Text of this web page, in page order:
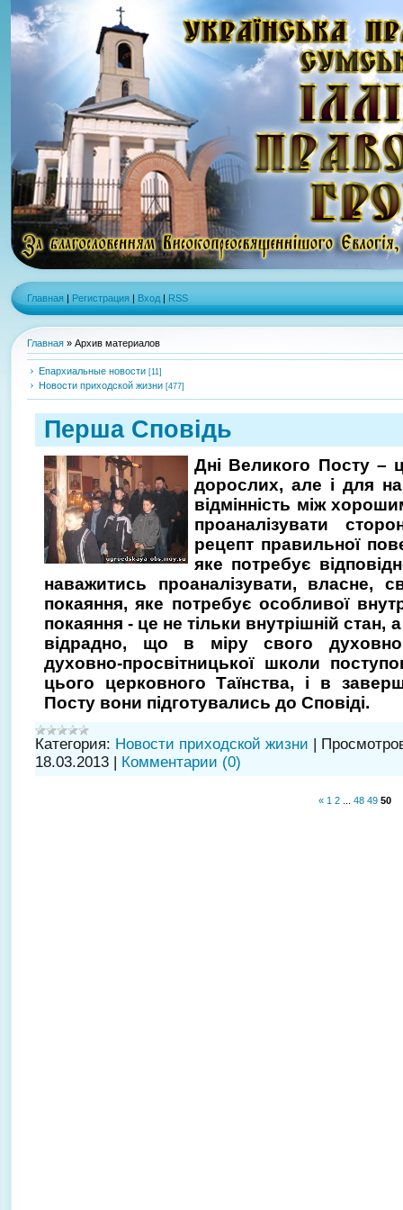
Главная | Регистрация | Вход | RSS
Главная » Архив материалов
Епархиальные новости [11]
Новости приходской жизни [477]
Перша Сповідь
Дні Великого Посту –
дорослих, але і для
відмінність між
проаналізувати
рецепт правильної
яке потребує
наважитись проаналізувати, власне,
покаяння, яке потребує особливої
покаяння - це не тільки внутрішній
відрадно, що в міру свого
духовно-просвітницької школи
цього церковного Таїнства, і в
Посту вони підготувались до Сповіді.
Категория: Новости приходской жизни |
18.03.2013 | Комментарии (0)
« 1 2 48 49 50